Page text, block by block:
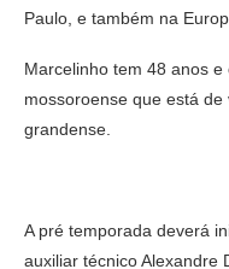
Paulo, e também na
Marcelinho tem 48 anos
mossoroense que está
grandense.
A pré temporada deverá
auxiliar técnico Alexandre